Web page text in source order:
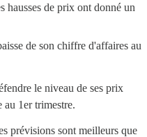
hausses de prix ont donné un
de son chiffre d'affaires au
le niveau de ses prix
au 1er trimestre.
prévisions sont meilleurs que